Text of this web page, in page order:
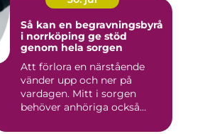
Så kan en begravningsbyrå
i norrköping ge stöd
genom hela sorgen
Att förlora en närstående
vänder upp och ner på
vardagen. Mitt i sorgen
behöver anhöriga också